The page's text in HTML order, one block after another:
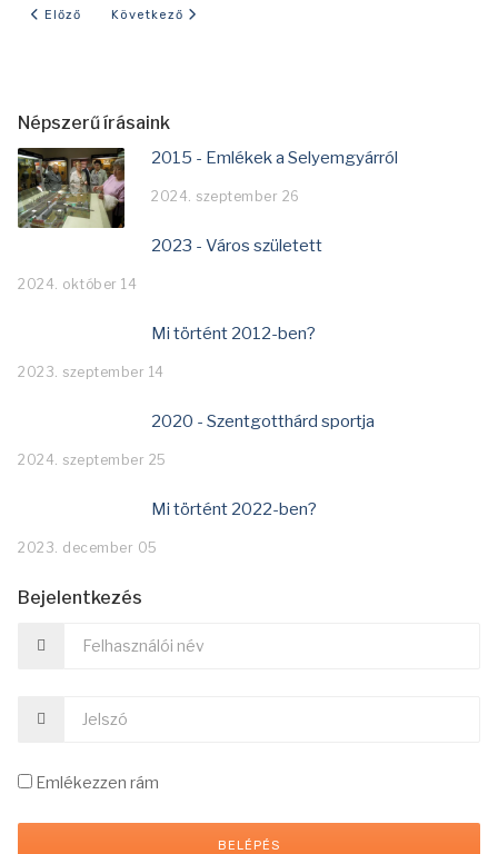
Előző cikk: Mi történt 2012-ben?
Előző Következő cikk: Mi történt 2010-ben?
Következő
Népszerű írásaink
2015 - Emlékek a Selyemgyárról
2024. szeptember 26
2023 - Város született
2024. október 14
Mi történt 2012-ben?
2023. szeptember 14
2020 - Szentgotthárd sportja
2024. szeptember 25
Mi történt 2022-ben?
2023. december 05
Bejelentkezés
Emlékezzen rám